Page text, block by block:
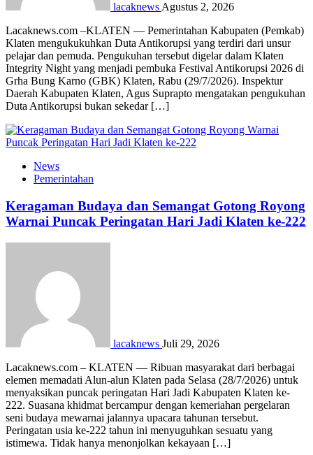
lacaknews Agustus 2, 2026
Lacaknews.com –KLATEN — Pemerintahan Kabupaten (Pemkab)
Klaten mengukukuhkan Duta Antikorupsi yang terdiri dari unsur
pelajar dan pemuda. Pengukuhan tersebut digelar dalam Klaten
Integrity Night yang menjadi pembuka Festival Antikorupsi 2026 di
Grha Bung Karno (GBK) Klaten, Rabu (29/7/2026). Inspektur
Daerah Kabupaten Klaten, Agus Suprapto mengatakan pengukuhan
Duta Antikorupsi bukan sekedar […]
News
Pemerintahan
Keragaman Budaya dan Semangat Gotong Royong
Warnai Puncak Peringatan Hari Jadi Klaten ke-222
lacaknews Juli 29, 2026
Lacaknews.com – KLATEN — Ribuan masyarakat dari berbagai
elemen memadati Alun-alun Klaten pada Selasa (28/7/2026) untuk
menyaksikan puncak peringatan Hari Jadi Kabupaten Klaten ke-
222. Suasana khidmat bercampur dengan kemeriahan pergelaran
seni budaya mewarnai jalannya upacara tahunan tersebut.
Peringatan usia ke-222 tahun ini menyuguhkan sesuatu yang
istimewa. Tidak hanya menonjolkan kekayaan […]